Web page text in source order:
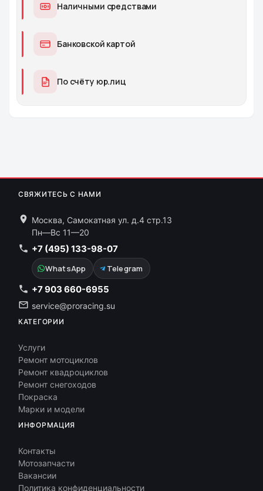
Наличными средствами
Банковской картой
По счёту юр.лиц
СВЯЖИТЕСЬ С НАМИ
Москва, Самокатная ул. д.4 стр.13
Пн—Вс 11—20
+7 (495) 133-98-07
WhatsApp Telegram
+7 903 660-6955
service@proracing.su
КАТЕГОРИИ
Услуги
Ремонт мотоциклов
Ремонт квадроциклов
Ремонт снегоходов
Покраска
Марки и модели
ИНФОРМАЦИЯ
Контакты
Мотозапчасти
Вакансии
Политика конфиденциальности